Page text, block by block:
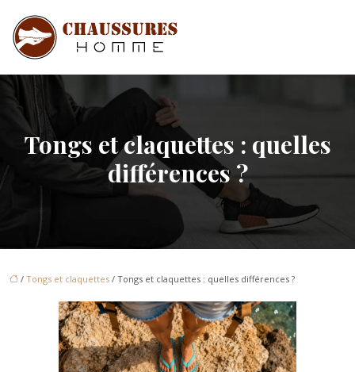
Tongs et claquettes : quelles
différences ?
/ Tongs et claquettes / Tongs et claquettes : quelles différences ?